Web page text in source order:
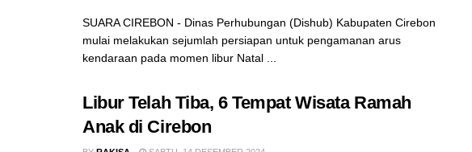
SUARA CIREBON - Dinas Perhubungan (Dishub) Kabupaten Cirebon
mulai melakukan sejumlah persiapan untuk pengamanan arus
kendaraan pada momen libur Natal ...
Libur Telah Tiba, 6 Tempat Wisata Ramah
Anak di Cirebon